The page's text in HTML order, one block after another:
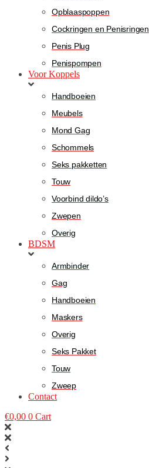
Opblaaspoppen
Cockringen en Penisringen
Penis Plug
Penispompen
Voor Koppels
Handboeien
Meubels
Mond Gag
Schommels
Seks pakketten
Touw
Voorbind dildo’s
Zwepen
Overig
BDSM
Armbinder
Gag
Handboeien
Maskers
Overig
Seks Pakket
Touw
Zweep
Contact
€0,00 0 Cart